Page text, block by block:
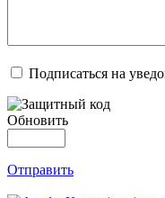
Подписаться на
Обновить
Отправить